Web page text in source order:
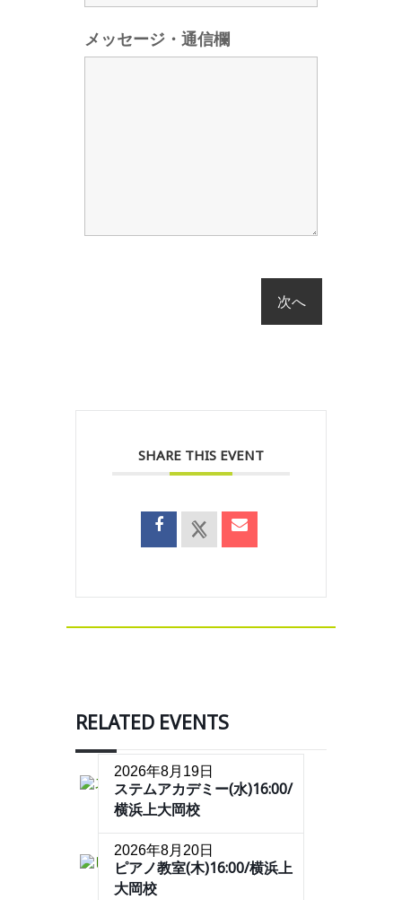
メッセージ・通信欄
SHARE THIS EVENT
RELATED EVENTS
2026年8月19日
ステムアカデミー(水)16:00/
横浜上大岡校
2026年8月20日
ピアノ教室(木)16:00/横浜上
大岡校